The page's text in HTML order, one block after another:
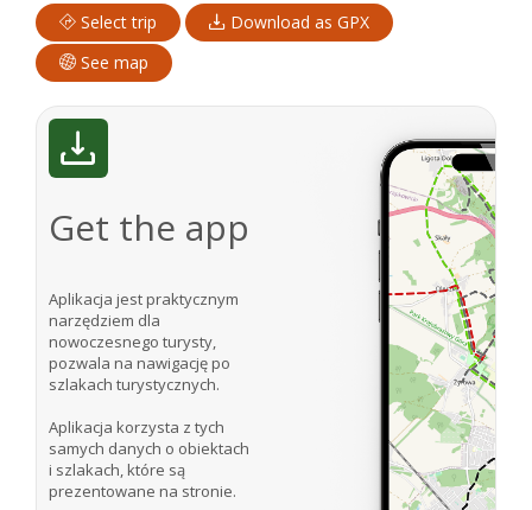
Select trip
Download as GPX
See map
Get the app
Aplikacja jest praktycznym
narzędziem dla
nowoczesnego turysty,
pozwala na nawigację po
szlakach turystycznych.
Aplikacja korzysta z tych
samych danych o obiektach
i szlakach, które są
prezentowane na stronie.